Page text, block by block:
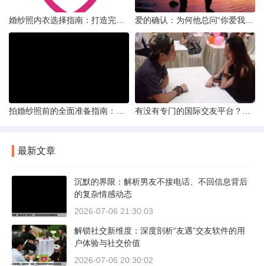
最新文章
沉默的界限：解析男友不接电话、不回信息背后
的复杂情感动态
2026-07-06 21:30:03
解锁社交新维度：深度剖析“友遇”交友软件的用
户体验与社交价值
2026-07-06 20:30:02